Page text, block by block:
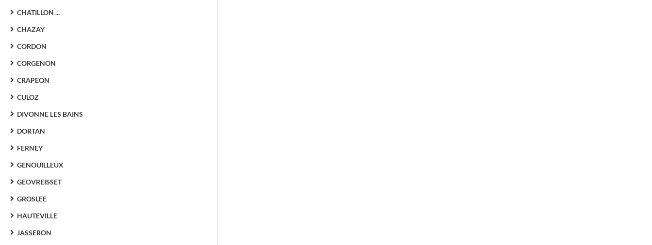
CHATILLON ...
CHAZAY
CORDON
CORGENON
CRAPEON
CULOZ
DIVONNE LES BAINS
DORTAN
FERNEY
GENOUILLEUX
GEOVREISSET
GROSLEE
HAUTEVILLE
JASSERON